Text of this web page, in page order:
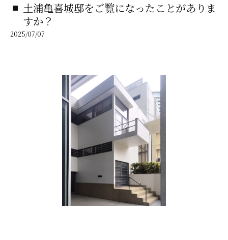
土浦亀喜城邸をご覧になったことがありま
すか？
2025/07/07